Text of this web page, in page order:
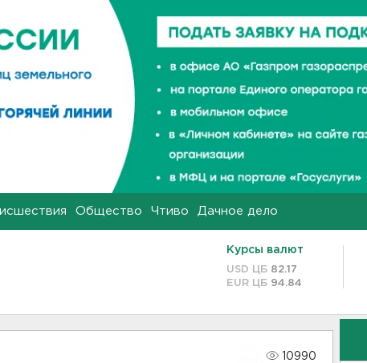
Общество Чтиво Дачное дело
Курсы валют
USD ЦБ 82.17
EUR ЦБ 94.84
10990